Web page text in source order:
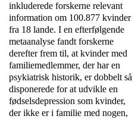
inkluderede forskerne relevant
information om 100.877 kvinder
fra 18 lande. I en efterfølgende
metaanalyse fandt forskerne
derefter frem til, at kvinder med
familiemedlemmer, der har en
psykiatrisk historik, er dobbelt så
disponerede for at udvikle en
fødselsdepression som kvinder,
der ikke er i familie med nogen,